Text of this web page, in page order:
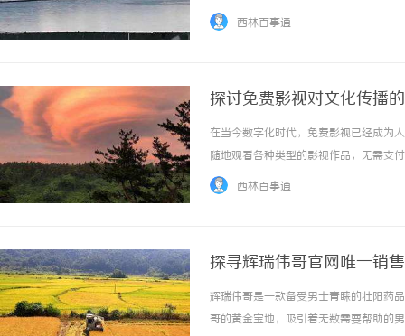
于瑶医药的传承、研究与开发的公司。
西林百事通
探讨免费影视对文化传播
在当今数字化时代，免费影视已经成为
随地观看各种类型的影视作品，无需支
免费影视的普及让更多人接触到不同地
西林百事通
探寻辉瑞伟哥官网唯一销
辉瑞伟哥是一款备受男士青睐的壮阳药
哥的黄金宝地，吸引着无数需要帮助的